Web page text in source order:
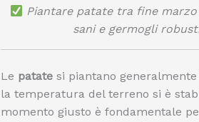
Piantare patate tra fine
sani e germogli
Le patate si piantano
la temperatura del terreno si è
momento giusto è fondamentale